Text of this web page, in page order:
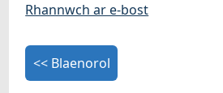
Rhannwch ar e-bost
<< Blaenorol